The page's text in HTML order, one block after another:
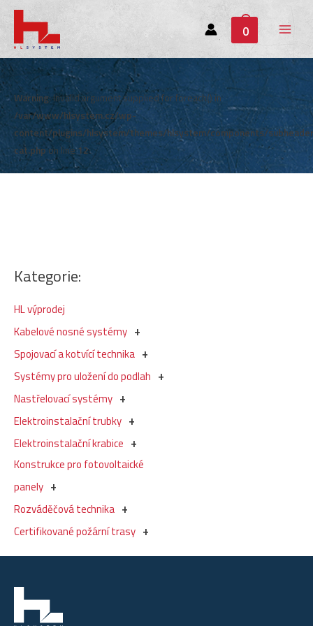
0
Main
Menu
Kategorie:
HL výprodej
Kabelové nosné systémy
Spojovací a kotvící technika
Systémy pro uložení do podlah
Nastřelovací systémy
Elektroinstalační trubky
Elektroinstalační krabice
Konstrukce pro fotovoltaické
panely
Rozváděčová technika
Certifikované požární trasy
Warning: Invalid argument supplied for foreach() in
/var/www/hlsystem.cz/wp-
content/plugins/hlsystem/themes/hlsystem/components/
cat.phpon line12